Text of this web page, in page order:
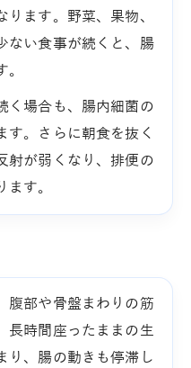
ます。野菜、果物、
ない食事が続くと、腸
く場合も、腸内細菌の
す。さらに朝食を抜く
射が弱くなり、排便の
す。
腹部や骨盤まわりの筋
長時間座ったままの生
り、腸の動きも停滞し